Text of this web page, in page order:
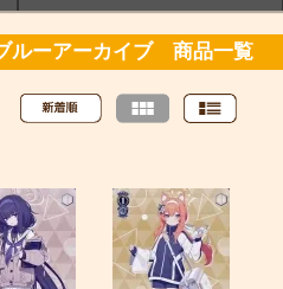
ルーアーカイブ 商品一覧